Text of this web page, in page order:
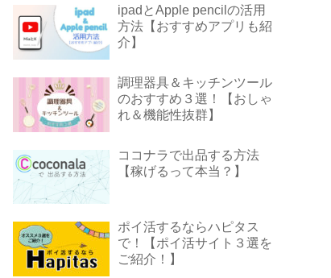
ipadとApple pencilの活用
方法【おすすめアプリも紹
介】
調理器具＆キッチンツール
のおすすめ３選！【おしゃ
れ＆機能性抜群】
ココナラで出品する方法
【稼げるって本当？】
ポイ活するならハピタス
で！【ポイ活サイト３選を
ご紹介！】